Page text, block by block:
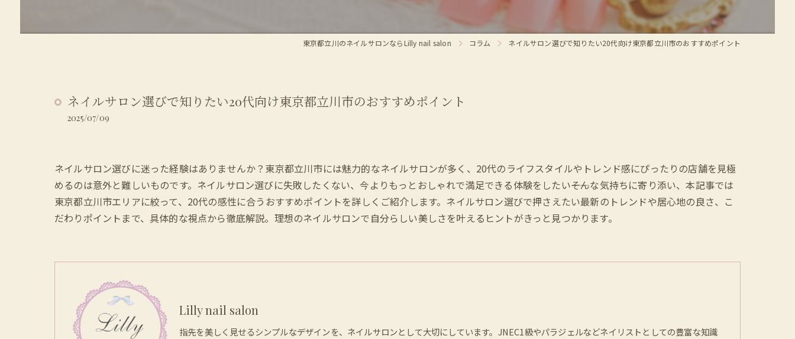
東京都立川のネイルサロンならLilly nail salon コラム ネイルサロン選びで知りたい20代向け東京都立川市のおすすめポイント
ネイルサロン選びで知りたい20代向け東京都立川市のおすすめポイント
2025/07/09
ネイルサロン選びに迷った経験はありませんか？東京都立川市には魅力的なネイルサロンが多く、20代のライフスタイルやトレンド感にぴったりの店舗を見極
めるのは意外と難しいものです。ネイルサロン選びに失敗したくない、今よりもっとおしゃれで満足できる体験をしたい――そんな気持ちに寄り添い、本記事では
東京都立川市エリアに絞って、20代の感性に合うおすすめポイントを詳しくご紹介します。ネイルサロン選びで押さえたい最新のトレンドや居心地の良さ、こ
だわりポイントまで、具体的な視点から徹底解説。理想のネイルサロンで自分らしい美しさを叶えるヒントがきっと見つかります。
Lilly nail salon
指先を美しく見せるシンプルなデザインを、ネイルサロンとして大切にしています。JNEC1級やパラジェルなどネイリストとしての豊富な知識